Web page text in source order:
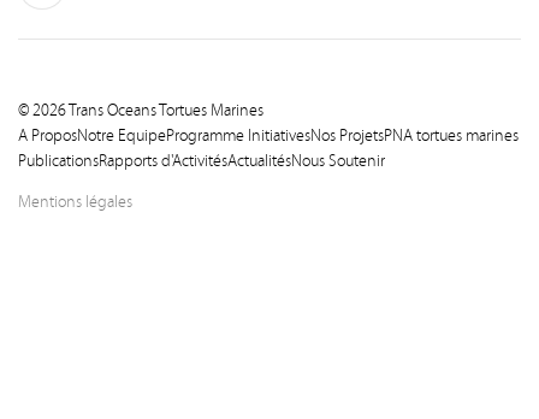
A ProposNotre EquipeProgramme InitiativesNos ProjetsPNA tortues marines
PublicationsRapports d'ActivitésActualitésNous Soutenir
Mentions légales
© 2026 Trans Oceans Tortues Marines